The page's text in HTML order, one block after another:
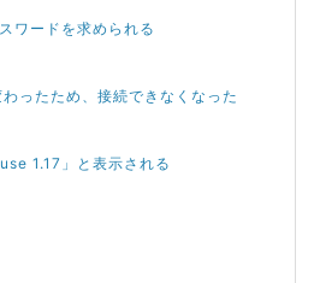
ードを求められる
たため、接続できなくなった
1.17」と表示される